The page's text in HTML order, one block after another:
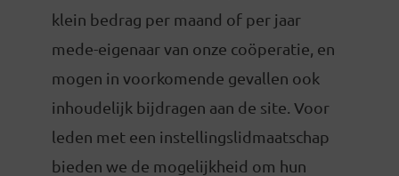
klein bedrag per maand of per jaar
mede-eigenaar van onze coöperatie, en
mogen in voorkomende gevallen ook
inhoudelijk bijdragen aan de site. Voor
leden met een instellingslidmaatschap
bieden we de mogelijkheid om hun